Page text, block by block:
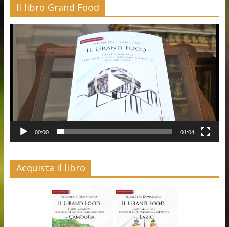
Il libro Grand Food
Player
00:00 01:04
Acquista il libro